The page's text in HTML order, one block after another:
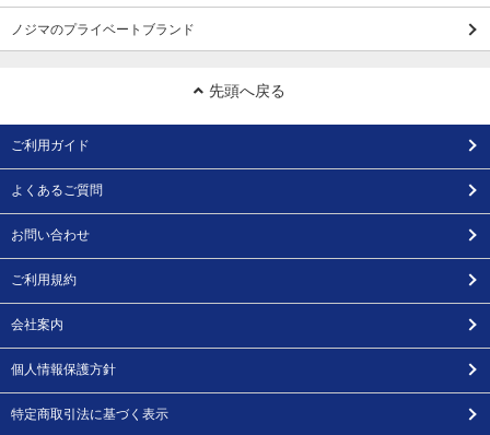
ノジマのプライベートブランド
先頭へ戻る
ご利用ガイド
よくあるご質問
お問い合わせ
ご利用規約
会社案内
個人情報保護方針
特定商取引法に基づく表示